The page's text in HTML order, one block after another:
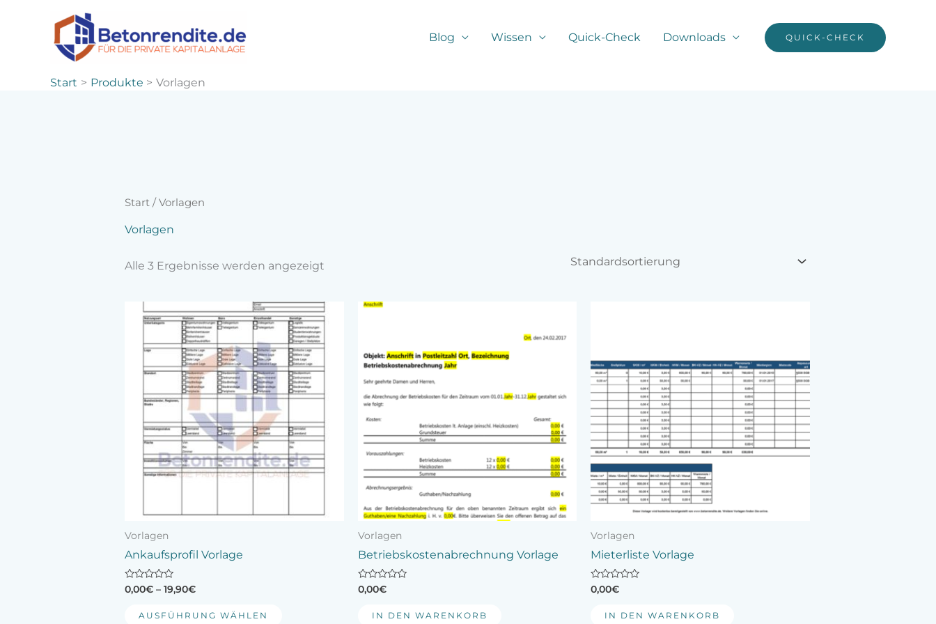
Blog Wissen Quick-Check Downloads QUICK-CHECK
Start Produkte Vorlagen
Start/ Vorlagen
Vorlagen
Alle 3 Ergebnisse werden angezeigt
Vorlagen
Ankaufsprofil Vorlage
Bewertet
mit
0,00€– 19,90€
AUSFÜHRUNG WÄHLEN
Dieses
Produkt
weist
mehrere
Varianten
auf.
Die
Optionen
können
auf
der
Vorlagen
Betriebskostenabrechnung Vorlage
Bewertet
mit
0,00€
IN DEN WARENKORB
Vorlagen
Mieterliste Vorlage
Bewertet
mit
von
0,00€
IN DEN WARENKORB